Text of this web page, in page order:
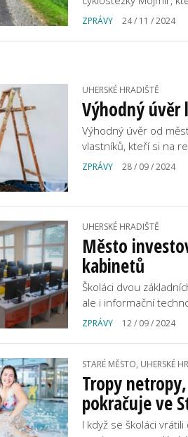
ZPRÁVY 24 / 11 / 2024
UHERSKÉ HRADIŠTĚ
Výhodný
Výhodný úvěr od
vlastníků, kteří si na
ZPRÁVY 28 / 09 / 2024
UHERSKÉ HRADIŠTĚ
Město
kabinetů
Školáci dvou
ale i informační
ZPRÁVY 12 / 09 / 2024
STARÉ MĚSTO, UHERSKÉ
Tropy
pokračuje ve
I když se školáci